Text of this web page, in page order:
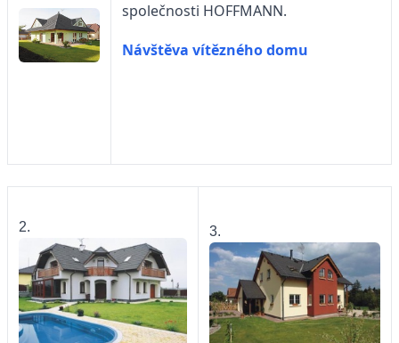
společnosti HOFFMANN.
Návštěva vítězného domu
2. 3.